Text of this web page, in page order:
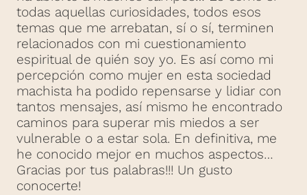
todas aquellas curiosidades, todos esos
temas que me arrebatan, sí o sí, terminen
relacionados con mi cuestionamiento
espiritual de quién soy yo. Es así como mi
percepción como mujer en esta sociedad
machista ha podido repensarse y lidiar con
tantos mensajes, así mismo he encontrado
caminos para superar mis miedos a ser
vulnerable o a estar sola. En definitiva, me
he conocido mejor en muchos aspectos…
Gracias por tus palabras!!! Un gusto
conocerte!